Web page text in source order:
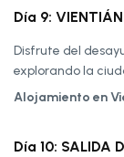
Día 9: VIENTIÁN
Disfrute del
explorando la
Alojamiento en
Día 10: SALIDA